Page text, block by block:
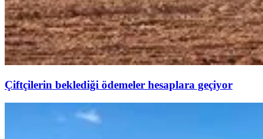
Çiftçilerin beklediği ödemeler hesaplara geçiyor